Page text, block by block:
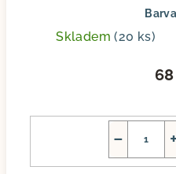
Skladem(20 ks)
+
−